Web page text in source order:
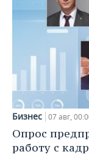
Бизнес 07 авг,
Опрос
работу с